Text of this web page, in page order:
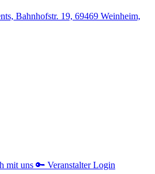
Bahnhofstr. 19, 69469 Weinheim,
mit uns 🔑 Veranstalter Login